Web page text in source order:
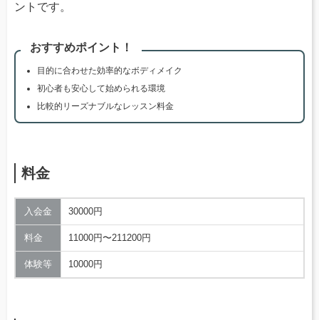
ントです。
おすすめポイント！
目的に合わせた効率的なボディメイク
初心者も安心して始められる環境
比較的リーズナブルなレッスン料金
料金
入会金 30000円
料金 11000円〜211200円
体験等 10000円